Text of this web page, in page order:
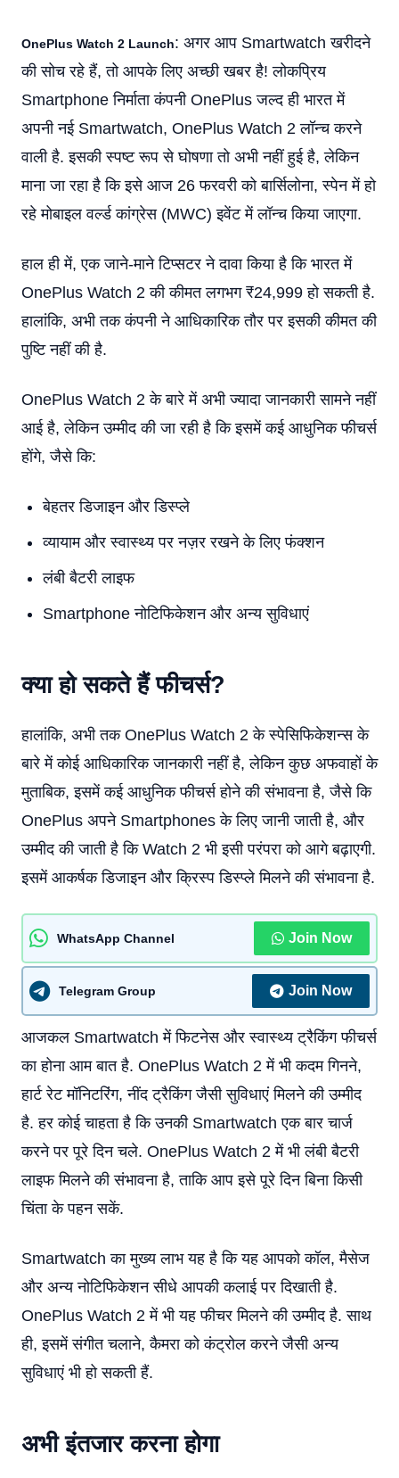
OnePlus Watch 2 Launch: अगर आप Smartwatch खरीदने
की सोच रहे हैं, तो आपके लिए अच्छी खबर है! लोकप्रिय
Smartphone निर्माता कंपनी OnePlus जल्द ही भारत में
अपनी नई Smartwatch, OnePlus Watch 2 लॉन्च करने
वाली है. इसकी स्पष्ट रूप से घोषणा तो अभी नहीं हुई है, लेकिन
माना जा रहा है कि इसे आज 26 फरवरी को बार्सिलोना, स्पेन में हो
रहे मोबाइल वर्ल्ड कांग्रेस (MWC) इवेंट में लॉन्च किया जाएगा.
हाल ही में, एक जाने-माने टिप्सटर ने दावा किया है कि भारत में
OnePlus Watch 2 की कीमत लगभग ₹24,999 हो सकती है.
हालांकि, अभी तक कंपनी ने आधिकारिक तौर पर इसकी कीमत की
पुष्टि नहीं की है.
OnePlus Watch 2 के बारे में अभी ज्यादा जानकारी सामने नहीं
आई है, लेकिन उम्मीद की जा रही है कि इसमें कई आधुनिक फीचर्स
होंगे, जैसे कि:
बेहतर डिजाइन और डिस्प्ले
व्यायाम और स्वास्थ्य पर नज़र रखने के लिए फंक्शन
लंबी बैटरी लाइफ
Smartphone नोटिफिकेशन और अन्य सुविधाएं
क्या हो सकते हैं फीचर्स?
हालांकि, अभी तक OnePlus Watch 2 के स्पेसिफिकेशन्स के
बारे में कोई आधिकारिक जानकारी नहीं है, लेकिन कुछ अफवाहों के
मुताबिक, इसमें कई आधुनिक फीचर्स होने की संभावना है, जैसे कि
OnePlus अपने Smartphones के लिए जानी जाती है, और
उम्मीद की जाती है कि Watch 2 भी इसी परंपरा को आगे बढ़ाएगी.
इसमें आकर्षक डिजाइन और क्रिस्प डिस्प्ले मिलने की संभावना है.
WhatsApp Channel Join Now
Telegram Group Join Now
आजकल Smartwatch में फिटनेस और स्वास्थ्य ट्रैकिंग फीचर्स
का होना आम बात है. OnePlus Watch 2 में भी कदम गिनने,
हार्ट रेट मॉनिटरिंग, नींद ट्रैकिंग जैसी सुविधाएं मिलने की उम्मीद
है. हर कोई चाहता है कि उनकी Smartwatch एक बार चार्ज
करने पर पूरे दिन चले. OnePlus Watch 2 में भी लंबी बैटरी
लाइफ मिलने की संभावना है, ताकि आप इसे पूरे दिन बिना किसी
चिंता के पहन सकें.
Smartwatch का मुख्य लाभ यह है कि यह आपको कॉल, मैसेज
और अन्य नोटिफिकेशन सीधे आपकी कलाई पर दिखाती है.
OnePlus Watch 2 में भी यह फीचर मिलने की उम्मीद है. साथ
ही, इसमें संगीत चलाने, कैमरा को कंट्रोल करने जैसी अन्य
सुविधाएं भी हो सकती हैं.
अभी इंतजार करना होगा